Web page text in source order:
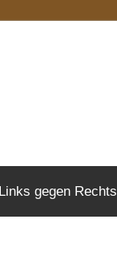
Links gegen Rechts